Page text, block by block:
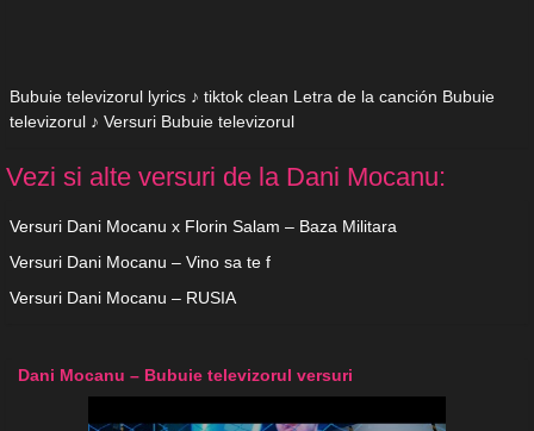
Bubuie televizorul lyrics ♪ tiktok clean Letra de la canción Bubuie
televizorul ♪ Versuri Bubuie televizorul
Vezi si alte versuri de la Dani Mocanu:
Versuri Dani Mocanu x Florin Salam – Baza Militara
Versuri Dani Mocanu – Vino sa te f
Versuri Dani Mocanu – RUSIA
Dani Mocanu – Bubuie televizorul versuri